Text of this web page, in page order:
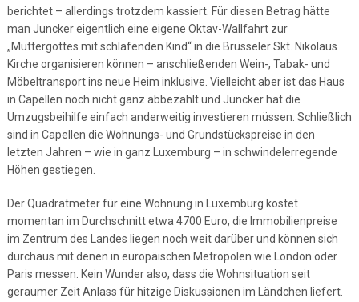
berichtet – allerdings trotzdem kassiert. Für diesen Betrag hätte
man Juncker eigentlich eine eigene Oktav-Wallfahrt zur
„Muttergottes mit schlafenden Kind“ in die Brüsseler Skt. Nikolaus
Kirche organisieren können – anschließenden Wein-, Tabak- und
Möbeltransport ins neue Heim inklusive. Vielleicht aber ist das Haus
in Capellen noch nicht ganz abbezahlt und Juncker hat die
Umzugsbeihilfe einfach anderweitig investieren müssen. Schließlich
sind in Capellen die Wohnungs- und Grundstückspreise in den
letzten Jahren – wie in ganz Luxemburg – in schwindelerregende
Höhen gestiegen.
Der Quadratmeter für eine Wohnung in Luxemburg kostet
momentan im Durchschnitt etwa 4700 Euro, die Immobilienpreise
im Zentrum des Landes liegen noch weit darüber und können sich
durchaus mit denen in europäischen Metropolen wie London oder
Paris messen. Kein Wunder also, dass die Wohnsituation seit
geraumer Zeit Anlass für hitzige Diskussionen im Ländchen liefert.